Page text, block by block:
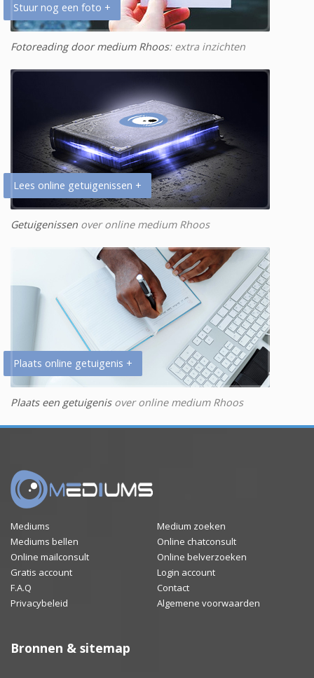
Stuur nog een foto +
Fotoreading door medium Rhoos: extra inzichten
Lees online getuigenissen +
Getuigenissen over online medium Rhoos
Plaats online getuigenis +
Plaats een getuigenisover online medium Rhoos
Mediums
Medium zoeken
Mediums bellen
Online chatconsult
Online mailconsult
Online belverzoeken
Gratis account
Login account
F.A.Q
Contact
Privacybeleid
Algemene voorwaarden
Bronnen & sitemap